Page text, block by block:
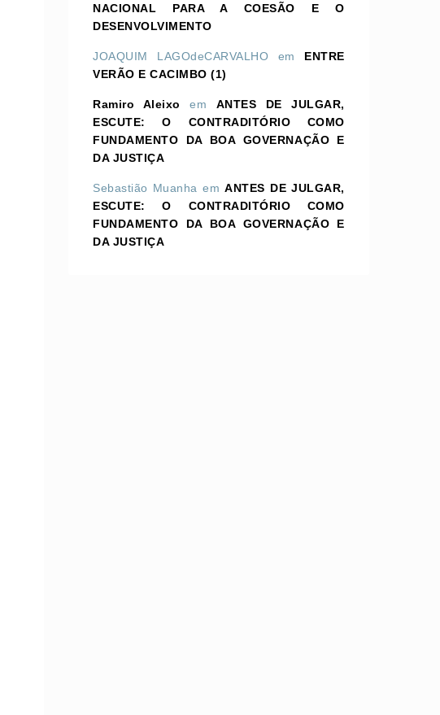
NACIONAL PARA A COESÃO E O
DESENVOLVIMENTO
JOAQUIM LAGOdeCARVALHO em ENTRE
VERÃO E CACIMBO (1)
Ramiro Aleixo em ANTES DE JULGAR,
ESCUTE: O CONTRADITÓRIO COMO
FUNDAMENTO DA BOA GOVERNAÇÃO E
DA JUSTIÇA
Sebastião Muanha emANTES DE JULGAR,
ESCUTE: O CONTRADITÓRIO COMO
FUNDAMENTO DA BOA GOVERNAÇÃO E
DA JUSTIÇA